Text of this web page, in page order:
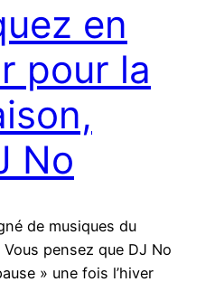
en
pour la
No
de musiques du
pensez que DJ No
» une fois l’hiver